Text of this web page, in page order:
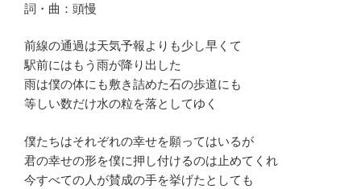
詞・曲：頭慢
前線の通過は天気予報よりも少し早くて
駅前にはもう雨が降り出した
雨は僕の体にも敷き詰めた石の歩道にも
等しい数だけ水の粒を落としてゆく
僕たちはそれぞれの幸せを願ってはいるが
君の幸せの形を僕に押し付けるのは止めてくれ
今すべての人が賛成の手を挙げたとしても